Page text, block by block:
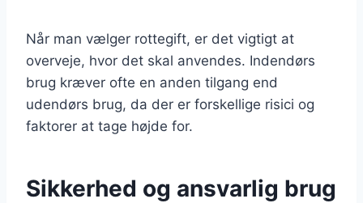
Når man vælger rottegift, er det vigtigt at
overveje, hvor det skal anvendes. Indendørs
brug kræver ofte en anden tilgang end
udendørs brug, da der er forskellige risici og
faktorer at tage højde for.
Sikkerhed og ansvarlig brug